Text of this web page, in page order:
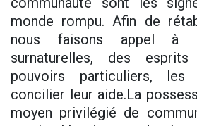
monde rompu. Afin de
nous faisons appel à
surnaturelles, des
pouvoirs particuliers, les
concilier leur aide.La
moyen privilégié de